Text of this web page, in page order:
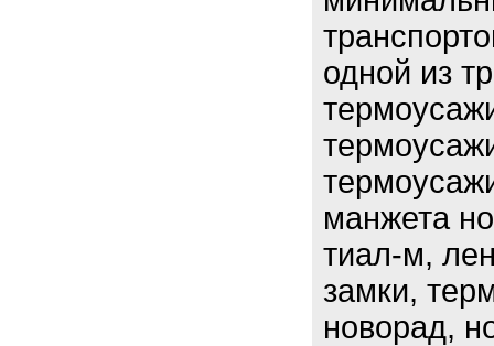
одной из
манжета
тиал-м,
замки,
новорад,